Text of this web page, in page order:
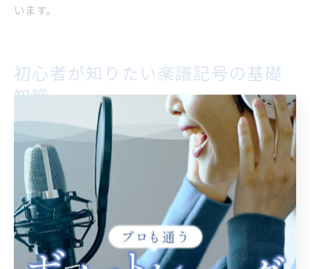
います。
初心者が知りたい楽譜記号の基礎
知識
ボイトレで学ぶ楽譜記号の基本ポイント
ボイトレを始める際、「楽譜が読めない」「音楽理論に
自信がない」と感じる方は多いものです。しかし、東京
都世田谷区の多くのボイトレ教室では、楽譜記号の基礎
から丁寧に指導してくれるため、初心者でも安心して学
べます。特に、音符、休符、拍子記号など、歌う上で最
低限必要な記号を押さえることで、レッスンの理解度が